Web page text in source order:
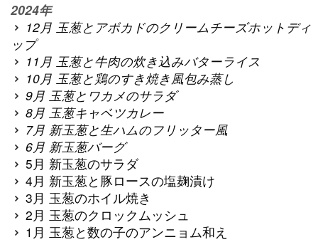
2024年
12月 玉葱とアボカドのクリームチーズホットディ
ップ
11月 玉葱と牛肉の炊き込みバターライス
10月 玉葱と鶏のすき焼き風包み蒸し
9月 玉葱とワカメのサラダ
8月 玉葱キャベツカレー
7月 新玉葱と生ハムのフリッター風
6月 新玉葱バーグ
5月 新玉葱のサラダ
4月 新玉葱と豚ロースの塩麹漬け
3月 玉葱のホイル焼き
2月 玉葱のクロックムッシュ
1月 玉葱と数の子のアンニョム和え